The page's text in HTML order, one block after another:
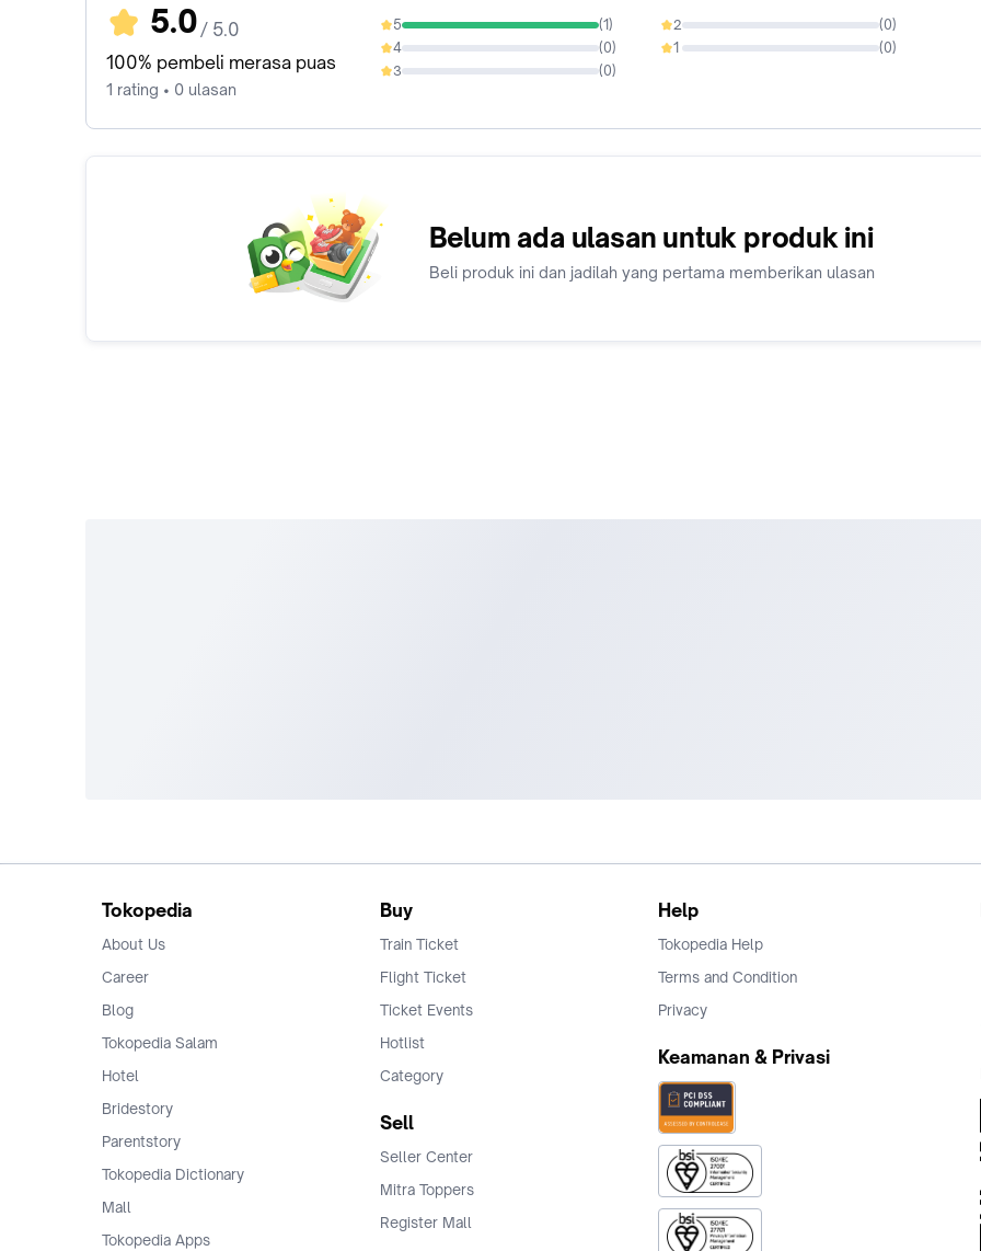
5.0 / 5.0
100% pembeli merasa puas
1 rating • 0 ulasan
5 (1)
100%
4 (0)
0%
3 (0)
0%
2 (0)
0%
1 (0)
0%
Belum ada ulasan untuk produk ini
Beli produk ini dan jadilah yang pertama memberikan ulasan
Tokopedia
About Us
Career
Blog
Tokopedia Salam
Hotel
Bridestory
Parentstory
Tokopedia Dictionary
Mall
Tokopedia Apps
Buy
Train Ticket
Flight Ticket
Ticket Events
Hotlist
Category
Sell
Seller Center
Mitra Toppers
Register Mall
Help
Tokopedia Help
Terms and Condition
Privacy
Keamanan & Privasi